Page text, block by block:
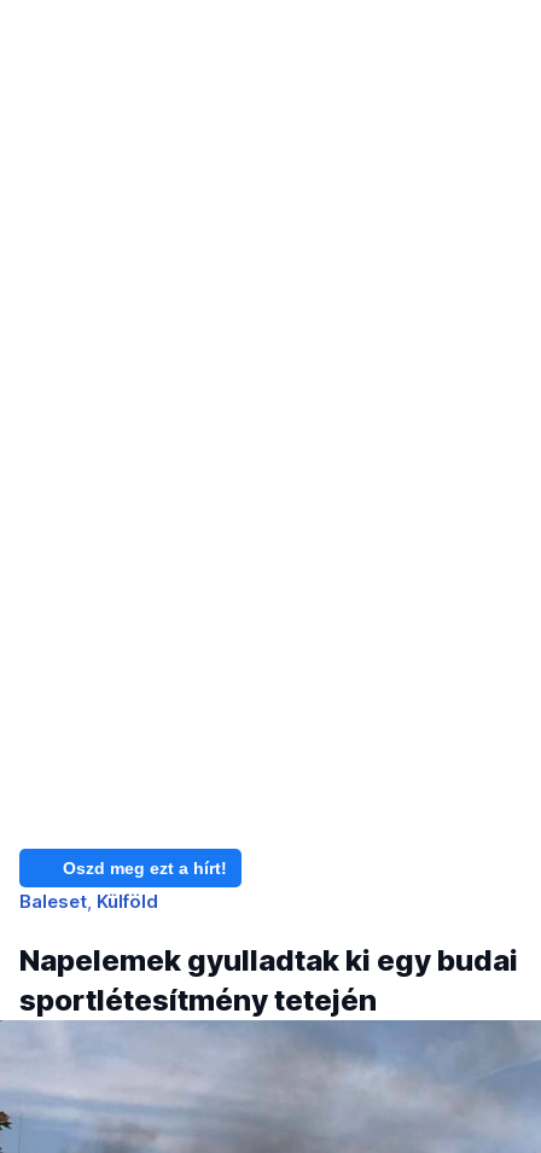
Oszd meg ezt a hírt!
Baleset Külföld
Napelemek gyulladtak ki egy budai
sportlétesítmény tetején